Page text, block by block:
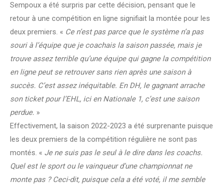
Sempoux a été surpris par cette décision, pensant que le
retour à une compétition en ligne signifiait la montée pour les
deux premiers. « Ce n’est pas parce que le système n’a pas
souri à l’équipe que je coachais la saison passée, mais je
trouve assez terrible qu’une équipe qui gagne la compétition
en ligne peut se retrouver sans rien après une saison à
succès. C’est assez inéquitable. En DH, le gagnant arrache
son ticket pour l’EHL, ici en Nationale 1, c’est une saison
perdue. »
Effectivement, la saison 2022-2023 a été surprenante puisque
les deux premiers de la compétition régulière ne sont pas
montés. « Je ne suis pas le seul à le dire dans les coachs.
Quel est le sport ou le vainqueur d’une championnat ne
monte pas ? Ceci-dit, puisque cela a été voté, il me semble